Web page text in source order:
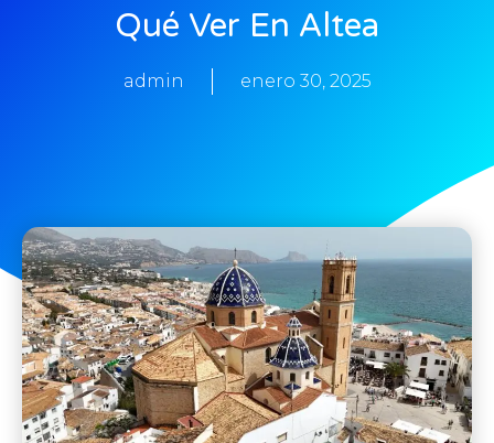
Qué Ver En Altea
admin enero 30, 2025